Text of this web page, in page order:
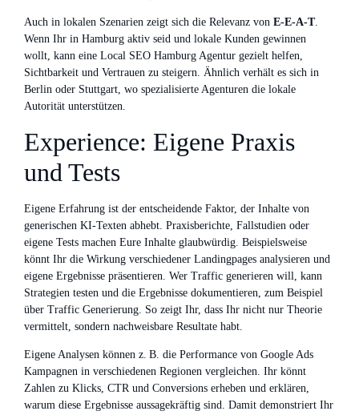
Auch in lokalen Szenarien zeigt sich die Relevanz von E‑E‑A‑T.
Wenn Ihr in Hamburg aktiv seid und lokale Kunden gewinnen
wollt, kann eine Local SEO Hamburg Agentur gezielt helfen,
Sichtbarkeit und Vertrauen zu steigern. Ähnlich verhält es sich in
Berlin oder Stuttgart, wo spezialisierte Agenturen die lokale
Autorität unterstützen.
Experience: Eigene Praxis
und Tests
Eigene Erfahrung ist der entscheidende Faktor, der Inhalte von
generischen KI-Texten abhebt. Praxisberichte, Fallstudien oder
eigene Tests machen Eure Inhalte glaubwürdig. Beispielsweise
könnt Ihr die Wirkung verschiedener Landingpages analysieren und
eigene Ergebnisse präsentieren. Wer Traffic generieren will, kann
Strategien testen und die Ergebnisse dokumentieren, zum Beispiel
über Traffic Generierung. So zeigt Ihr, dass Ihr nicht nur Theorie
vermittelt, sondern nachweisbare Resultate habt.
Eigene Analysen können z. B. die Performance von Google Ads
Kampagnen in verschiedenen Regionen vergleichen. Ihr könnt
Zahlen zu Klicks, CTR und Conversions erheben und erklären,
warum diese Ergebnisse aussagekräftig sind. Damit demonstriert Ihr